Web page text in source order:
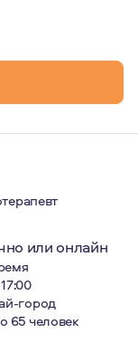
ушедших из
моря, где
обучение -
или онлайн
город
65 человек